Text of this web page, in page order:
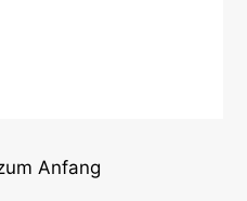
Anfang